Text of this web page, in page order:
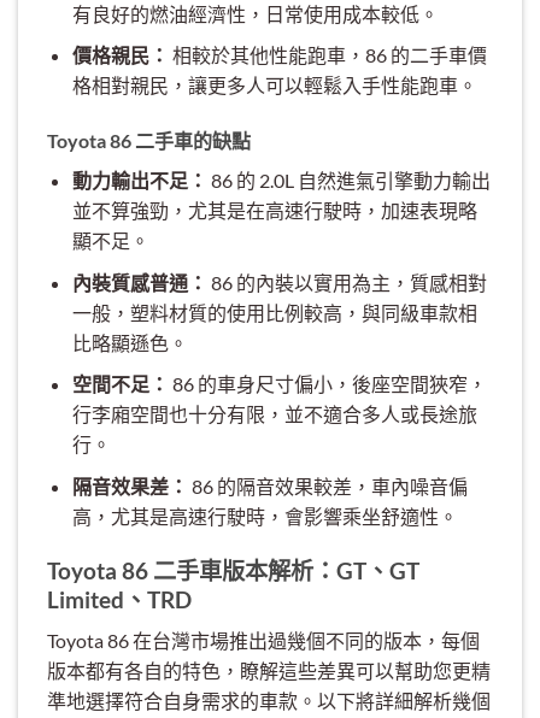
有良好的燃油經濟性，日常使用成本較低。
價格親民： 相較於其他性能跑車，86 的二手車價
格相對親民，讓更多人可以輕鬆入手性能跑車。
Toyota 86 二手車的缺點
動力輸出不足： 86 的 2.0L 自然進氣引擎動力輸出
並不算強勁，尤其是在高速行駛時，加速表現略
顯不足。
內裝質感普通： 86 的內裝以實用為主，質感相對
一般，塑料材質的使用比例較高，與同級車款相
比略顯遜色。
空間不足： 86 的車身尺寸偏小，後座空間狹窄，
行李廂空間也十分有限，並不適合多人或長途旅
行。
隔音效果差： 86 的隔音效果較差，車內噪音偏
高，尤其是高速行駛時，會影響乘坐舒適性。
Toyota 86 二手車版本解析：GT、GT
Limited、TRD
Toyota 86 在台灣市場推出過幾個不同的版本，每個
版本都有各自的特色，瞭解這些差異可以幫助您更精
準地選擇符合自身需求的車款。以下將詳細解析幾個